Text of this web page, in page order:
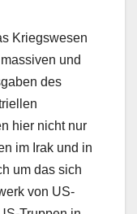
Kriegswesen
und
des
hier nicht nur
im Irak und in
um das sich
von US-